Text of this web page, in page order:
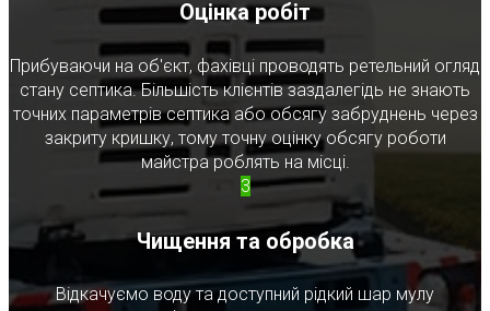
Оцінка робіт
Прибуваючи на об'єкт, фахівці проводять ретельний огляд
стану септика. Більшість клієнтів заздалегідь не знають
точних параметрів септика або обсягу забруднень через
закриту кришку, тому точну оцінку обсягу роботи
майстра роблять на місці.
3
Чищення та обробка
Відкачуємо воду та доступний рідкий шар мулу